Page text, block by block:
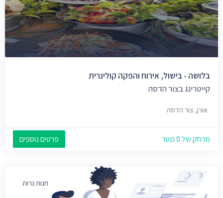
בלושה - בישול, אירוח והפקה קולינרית
קייטרינג בצור הדסה
אורן, צור הדסה
מרחק של 0 מטר פרטים נוספים
חנות נרות